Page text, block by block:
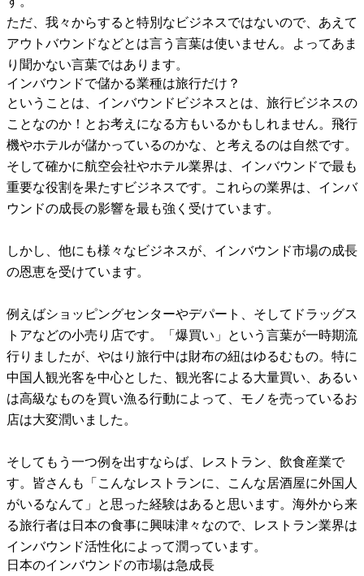
ただ、我々からすると特別なビジネスではないので、あえて
アウトバウンドなどとは言う言葉は使いません。よってあま
り聞かない言葉ではあります。
インバウンドで儲かる業種は旅行だけ？
ということは、インバウンドビジネスとは、旅行ビジネスの
ことなのか！とお考えになる方もいるかもしれません。飛行
機やホテルが儲かっているのかな、と考えるのは自然です。
そして確かに航空会社やホテル業界は、インバウンドで最も
重要な役割を果たすビジネスです。これらの業界は、インバ
ウンドの成長の影響を最も強く受けています。
しかし、他にも様々なビジネスが、インバウンド市場の成長
の恩恵を受けています。
例えばショッピングセンターやデパート、そしてドラッグス
トアなどの小売り店です。「爆買い」という言葉が一時期流
行りましたが、やはり旅行中は財布の紐はゆるむもの。特に
中国人観光客を中心とした、観光客による大量買い、あるい
は高級なものを買い漁る行動によって、モノを売っているお
店は大変潤いました。
そしてもう一つ例を出すならば、レストラン、飲食産業で
す。皆さんも「こんなレストランに、こんな居酒屋に外国人
がいるなんて」と思った経験はあると思います。海外から来
る旅行者は日本の食事に興味津々なので、レストラン業界は
インバウンド活性化によって潤っています。
日本のインバウンドの市場は急成長